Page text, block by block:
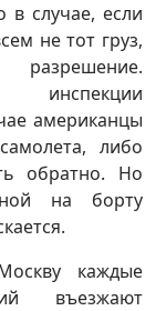
в случае, если
не тот груз,
инспекции
американцы
либо
обратно. Но
на борту
каждые
въезжают